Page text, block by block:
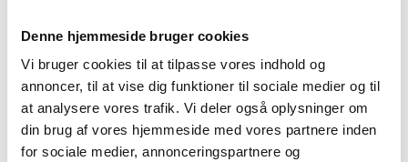
Denne hjemmeside bruger cookies
Vi bruger cookies til at tilpasse vores indhold og
annoncer, til at vise dig funktioner til sociale medier og til
at analysere vores trafik. Vi deler også oplysninger om
din brug af vores hjemmeside med vores partnere inden
for sociale medier, annonceringspartnere og
fire områder:
Styring og ledelse
Forventningsafstemning
Samarbejde
Værdi for kunderne.
Kodekset skal bidrage til en øget bevidsthed om, hvordan en stærk